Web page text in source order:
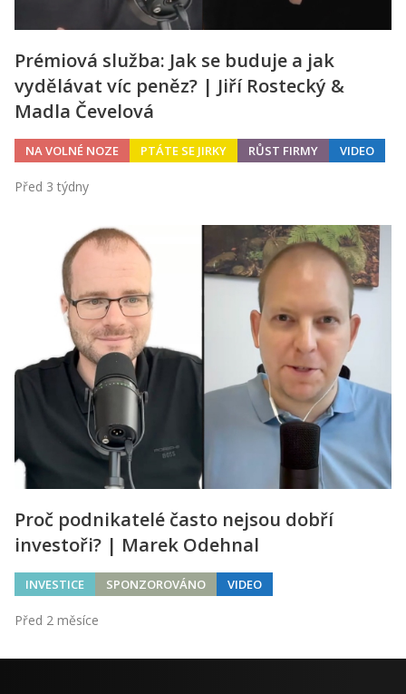
Prémiová služba: Jak se buduje a jak
vydělávat víc peněz? | Jiří Rostecký &
Madla Čevelová
NA VOLNÉ NOZE PTÁTE SE JIRKY RŮST FIRMY VIDEO
Před 3 týdny
Proč podnikatelé často nejsou dobří
investoři? | Marek Odehnal
INVESTICE SPONZOROVÁNO VIDEO
Před 2 měsíce